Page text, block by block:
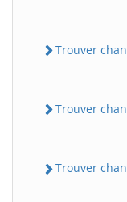
Trouver
Trouver
Trouver